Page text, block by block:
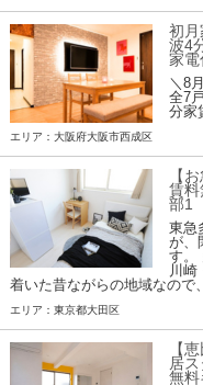
初月
波4
家電
＼8
全7
分家
エリア：大阪府大阪市西成区
【
賃料
部1
東急
が、
す。
川崎
着いた昔ながらの地域なので
エリア：東京都大田区
【
居
無料